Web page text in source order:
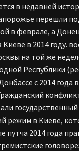
в недавней
перешли
в феврале, а
в 2014 году.
на той же
Республики
с 2014 года
режим в Киеве,
путча 2014 года